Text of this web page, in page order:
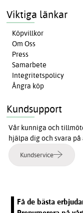
Viktiga länkar
Köpvillkor
Om Oss
Press
Samarbete
Integritetspolicy
Ångra köp
Kundsupport
Vår kunniga och
hjälpa dig och svara
Kundservice
Få de bästa